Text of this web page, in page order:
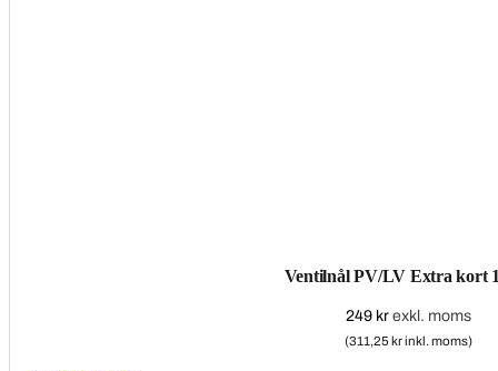
Ventilnål PV/LV Extra kort
249 kr exkl. moms
(311,25 kr inkl. moms)